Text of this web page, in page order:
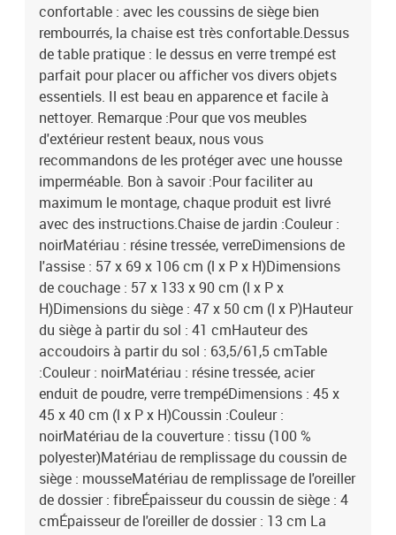
confortable : avec les coussins de siège bien
rembourrés, la chaise est très confortable.Dessus
de table pratique : le dessus en verre trempé est
parfait pour placer ou afficher vos divers objets
essentiels. Il est beau en apparence et facile à
nettoyer. Remarque :Pour que vos meubles
d'extérieur restent beaux, nous vous
recommandons de les protéger avec une housse
imperméable. Bon à savoir :Pour faciliter au
maximum le montage, chaque produit est livré
avec des instructions.Chaise de jardin :Couleur :
noirMatériau : résine tressée, verreDimensions de
l'assise : 57 x 69 x 106 cm (l x P x H)Dimensions
de couchage : 57 x 133 x 90 cm (l x P x
H)Dimensions du siège : 47 x 50 cm (l x P)Hauteur
du siège à partir du sol : 41 cmHauteur des
accoudoirs à partir du sol : 63,5/61,5 cmTable
:Couleur : noirMatériau : résine tressée, acier
enduit de poudre, verre trempéDimensions : 45 x
45 x 40 cm (l x P x H)Coussin :Couleur :
noirMatériau de la couverture : tissu (100 %
polyester)Matériau de remplissage du coussin de
siège : mousseMatériau de remplissage de l'oreiller
de dossier : fibreÉpaisseur du coussin de siège : 4
cmÉpaisseur de l'oreiller de dossier : 13 cm La